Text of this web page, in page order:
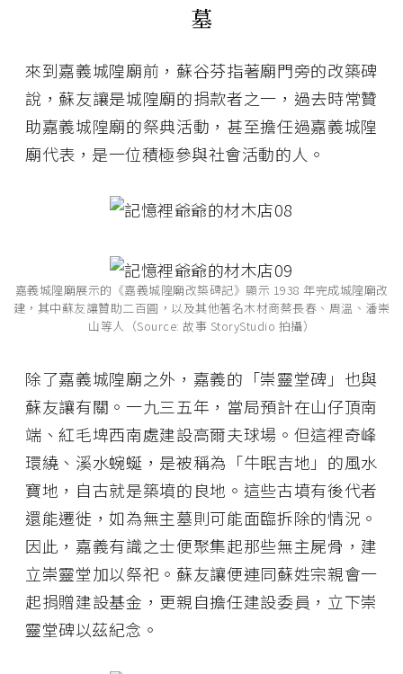
墓
來到嘉義城隍廟前，蘇谷芬指著廟門旁的改築碑
說，蘇友讓是城隍廟的捐款者之一，過去時常贊
助嘉義城隍廟的祭典活動，甚至擔任過嘉義城隍
廟代表，是一位積極參與社會活動的人。
嘉義城隍廟展示的《嘉義城隍廟改築碑記》顯示 1938 年完成城隍廟改
建，其中蘇友讓贊助二百圓，以及其他著名木材商蔡長春、周溫、潘崇
山等人（Source: 故事 StoryStudio 拍攝）
除了嘉義城隍廟之外，嘉義的「崇靈堂碑」也與
蘇友讓有關。一九三五年，當局預計在山仔頂南
端、紅毛埤西南處建設高爾夫球場。但這裡奇峰
環繞、溪水蜿蜒，是被稱為「牛眠吉地」的風水
寶地，自古就是築墳的良地。這些古墳有後代者
還能遷徙，如為無主墓則可能面臨拆除的情況。
因此，嘉義有識之士便聚集起那些無主屍骨，建
立崇靈堂加以祭祀。蘇友讓便連同蘇姓宗親會一
起捐贈建設基金，更親自擔任建設委員，立下崇
靈堂碑以茲紀念。